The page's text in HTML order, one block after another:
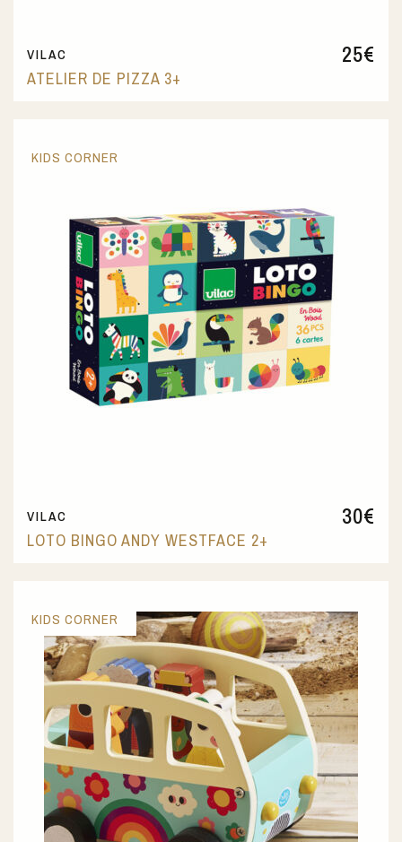
25€
VILAC
ATELIER DE PIZZA 3+
30€
VILAC
LOTO BINGO ANDY WESTFACE 2+
KIDS CORNER
KIDS CORNER